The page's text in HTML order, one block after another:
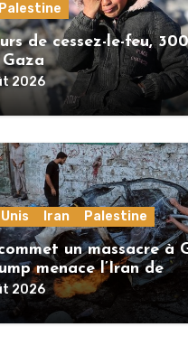
Palestine
de cessez-le-feu,
2026
Iran Palestine
un massacre à
menace l’Iran de
2026